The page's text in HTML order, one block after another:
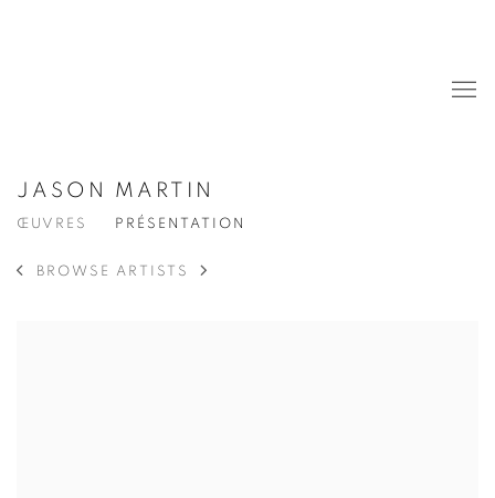
JASON MARTIN
ŒUVRES PRÉSENTATION
BROWSE ARTISTS